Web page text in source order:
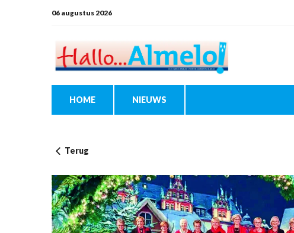
06 augustus 2026
HOME NIEUWS
Terug